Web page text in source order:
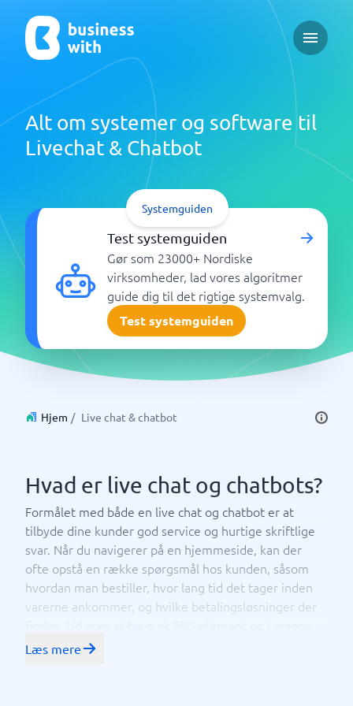
Open
Alt om systemer og software til
Livechat & Chatbot
Test systemguiden
Gør som 23000+ Nordiske
virksomheder, lad vores algoritmer
guide dig til det rigtige systemvalg.
Test systemguiden
Systemguiden
Hjem / Live chat & chatbot
Hvad er live chat og chatbots?
Formålet med både en live chat og chatbot er at
tilbyde dine kunder god service og hurtige skriftlige
svar. Når du navigerer på en hjemmeside, kan der
ofte opstå en række spørgsmål hos kunden, såsom
hvordan man bestiller, hvor lang tid det tager inden
varerne ankommer, og hvilke betalingsløsninger der
tilfælde telefonisk kundeservice, anbefales en chat.
Læs mere